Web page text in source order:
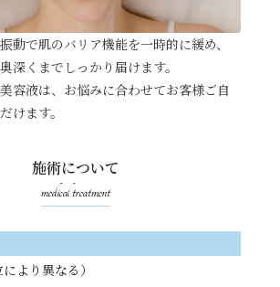
動で肌のバリア機能を一時的に緩め、
深くまでしっかり届けます。
容液は、お悩みに合わせてお客様ご自
けます。
施術について
medical treatment
より異なる）